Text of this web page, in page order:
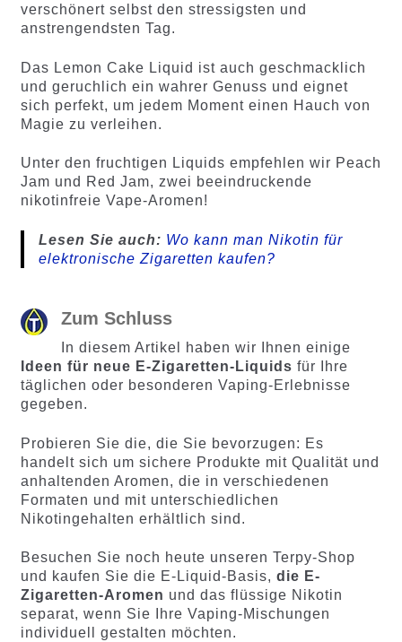
verschönert selbst den stressigsten und
anstrengendsten Tag.
Das Lemon Cake Liquid ist auch geschmacklich
und geruchlich ein wahrer Genuss und eignet
sich perfekt, um jedem Moment einen Hauch von
Magie zu verleihen.
Unter den fruchtigen Liquids empfehlen wir Peach
Jam und Red Jam, zwei beeindruckende
nikotinfreie Vape-Aromen!
Lesen Sie auch: Wo kann man Nikotin für
elektronische Zigaretten kaufen?
Zum Schluss
In diesem Artikel haben wir Ihnen einige
Ideen für neue E-Zigaretten-Liquids für Ihre
täglichen oder besonderen Vaping-Erlebnisse
gegeben.
Probieren Sie die, die Sie bevorzugen: Es
handelt sich um sichere Produkte mit Qualität und
anhaltenden Aromen, die in verschiedenen
Formaten und mit unterschiedlichen
Nikotingehalten erhältlich sind.
Besuchen Sie noch heute unseren Terpy-Shop
und kaufen Sie die E-Liquid-Basis, die E-
Zigaretten-Aromen und das flüssige Nikotin
separat, wenn Sie Ihre Vaping-Mischungen
individuell gestalten möchten.